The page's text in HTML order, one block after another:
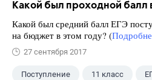
Какой был проходной балл
Какой был средний балл ЕГЭ
на бюджет в этом году? (
27 сентября 2017
Поступление 11 класс